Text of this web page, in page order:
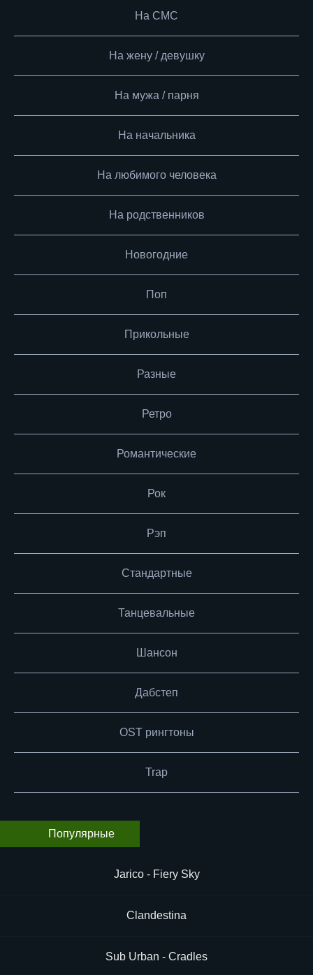
На СМС
На жену / девушку
На мужа / парня
На начальника
На любимого человека
На родственников
Новогодние
Поп
Прикольные
Разные
Ретро
Романтические
Рок
Рэп
Стандартные
Танцевальные
Шансон
Дабстеп
OST рингтоны
Trap
Популярные
Jarico - Fiery Sky
Clandestina
Sub Urban - Cradles